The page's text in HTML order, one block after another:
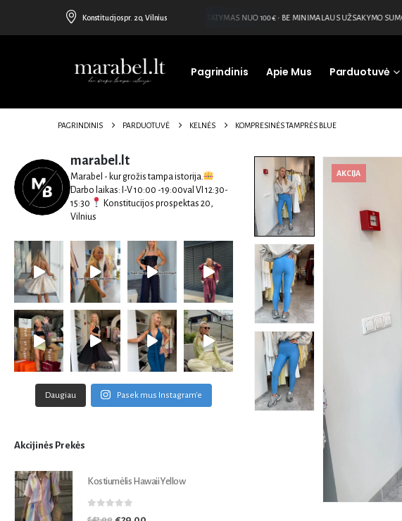
Konstitucijos pr. 20, VilniusNEMOKAMAS PRISTATYMAS NUO 100€ • BE MINIMALAUS UŽSAKYMO
Pagrindinis Apie Mus Parduotuvė
PAGRINDINIS PARDUOTUVĖ KELNĖS KOMPRESINĖS TAMPRĖS BLUE
AKCIJA
marabel.lt
Marabel - kur grožis tampa istorija.
Darbo laikas: I-V 10:00 -19:00val VI 12:30-
15:30
Konstitucijos prospektas 20,
Vilnius
Daugiau Pasek mus Instagram'e
Akcijinės Prekės
Kostiumėlis Hawaii Yellow